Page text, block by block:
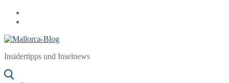
Zum
Inhalt
Menü
Schließen
Insidertipps und Inselnews